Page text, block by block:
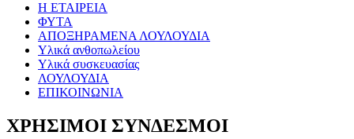
Η ΕΤΑΙΡΕΙΑ
ΦΥΤΑ
ΑΠΟΞΗΡΑΜΕΝΑ ΛΟΥΛΟΥΔΙΑ
Υλικά ανθοπωλείου
Υλικά συσκευασίας
ΛΟΥΛΟΥΔΙΑ
ΕΠΙΚΟΙΝΩΝΙΑ
ΧΡΗΣΙΜΟΙ ΣΥΝΔΕΣΜΟΙ